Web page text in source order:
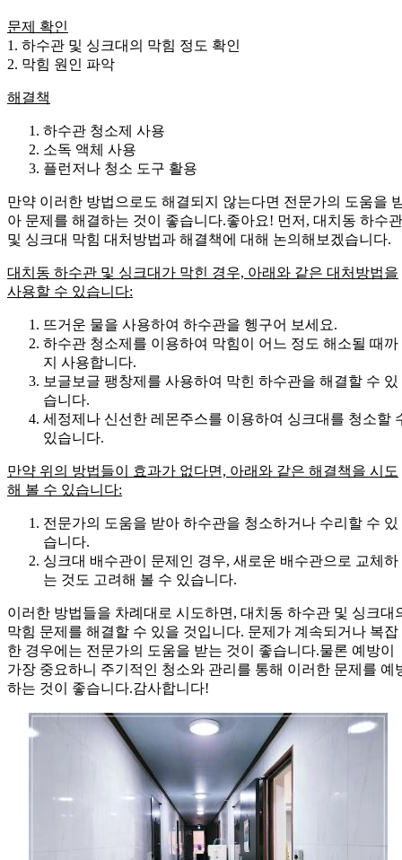
문제 확인
1. 하수관 및 싱크대의 막힘 정도 확인
2. 막힘 원인 파악
해결책
하수관 청소제 사용
소독 액체 사용
플런저나 청소 도구 활용
만약 이러한 방법으로도 해결되지 않는다면 전문가의 도움을
아 문제를 해결하는 것이 좋습니다.좋아요! 먼저, 대치동 하수관
및 싱크대 막힘 대처방법과 해결책에 대해 논의해보겠습니다.
대치동 하수관 및 싱크대가 막힌 경우, 아래와 같은 대처방법을
사용할 수 있습니다:
뜨거운 물을 사용하여 하수관을 헹구어 보세요.
하수관 청소제를 이용하여 막힘이 어느 정도 해소될 때까
지 사용합니다.
보글보글 팽창제를 사용하여 막힌 하수관을 해결할 수 있
습니다.
세정제나 신선한 레몬주스를 이용하여 싱크대를 청소할
있습니다.
만약 위의 방법들이 효과가 없다면, 아래와 같은 해결책을 시도
해 볼 수 있습니다:
전문가의 도움을 받아 하수관을 청소하거나 수리할 수 있
습니다.
싱크대 배수관이 문제인 경우, 새로운 배수관으로 교체하
는 것도 고려해 볼 수 있습니다.
이러한 방법들을 차례대로 시도하면, 대치동 하수관 및 싱크대
막힘 문제를 해결할 수 있을 것입니다. 문제가 계속되거나 복잡
한 경우에는 전문가의 도움을 받는 것이 좋습니다.물론 예방이
가장 중요하니 주기적인 청소와 관리를 통해 이러한 문제를 예
하는 것이 좋습니다.감사합니다!